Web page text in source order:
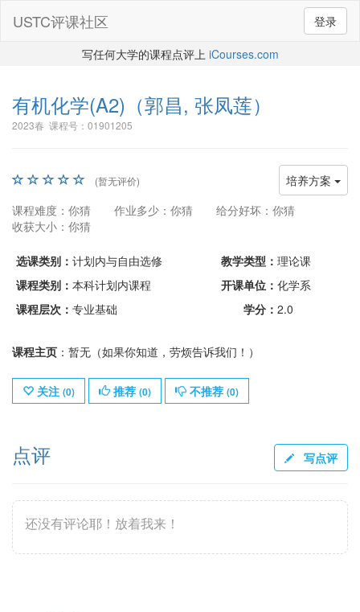
登录
USTC评课社区
写任何大学的课程点评上 iCourses.com
有机化学(A2) （郭昌, 张凤莲）
2023春 课程号：01901205
培养方案
(暂无评价)
课程难度：你猜 作业多少：你猜
给分好坏：你猜
收获大小：你猜
选课类别： 计划内与自由选修 教学类型： 理论课
课程类别： 本科计划内课程 开课单位： 化学系
课程层次： 专业基础 学分： 2.0
课程主页 ：暂无（如果你知道，劳烦告诉我们！）
关注 (0) 推荐 (0) 不推荐 (0)
点评 写点评
还没有评论耶！放着我来！